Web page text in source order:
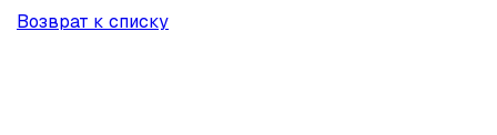
Возврат к списку